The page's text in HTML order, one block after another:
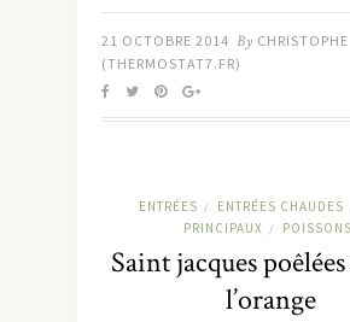
21 OCTOBRE 2014 By CHRISTOPHE
(THERMOSTAT7.FR)
ENTRÉES / ENTRÉES CHAUDES
PRINCIPAUX
/ POISSONS
Saint jacques poêlées
l’orange